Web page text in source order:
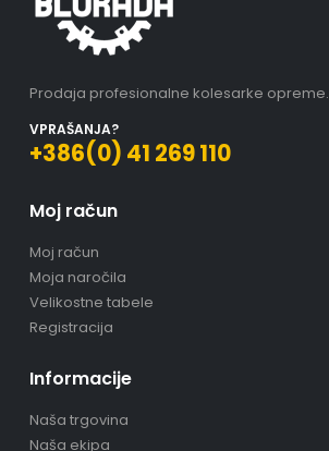
Prodaja profesionalne kolesarke opreme.
VPRAŠANJA?
+386(0) 41 269 110
Moj račun
Moj račun
Moja naročila
Velikostne tabele
Registracija
Informacije
Naša trgovina
Naša ekipa